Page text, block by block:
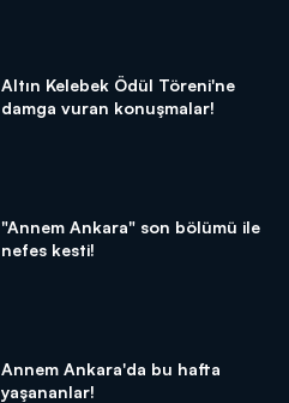
Altın Kelebek Ödül Töreni'ne
damga vuran konuşmalar!
"Annem Ankara" son bölümü ile
nefes kesti!
Annem Ankara'da bu hafta
yaşananlar!